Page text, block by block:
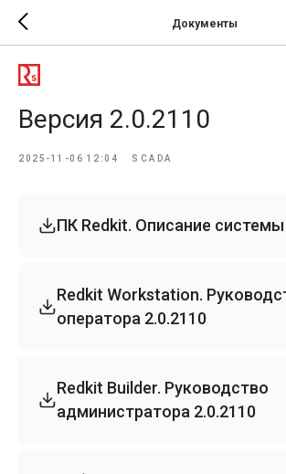
Документы
Версия 2.0.2110
2025-11-06 12:04 SCADA
ПК Redkit. Описание системы
Redkit Workstation.
оператора 2.0.2110
Redkit Builder. Руководство
администратора 2.0.2110